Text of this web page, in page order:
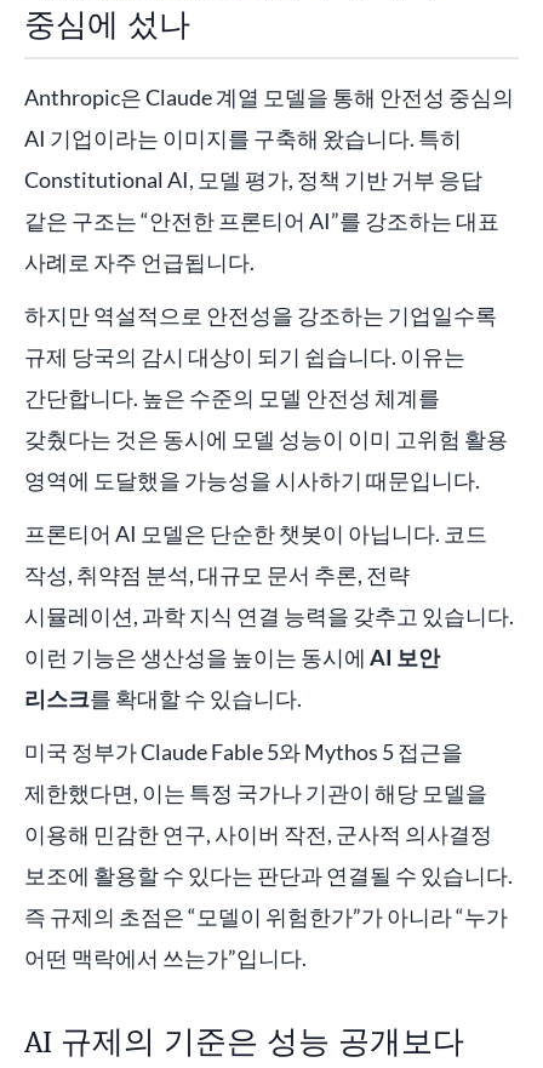
중심에 섰나
Anthropic은 Claude 계열 모델을 통해 안전성 중심의
AI 기업이라는 이미지를 구축해 왔습니다. 특히
Constitutional AI, 모델 평가, 정책 기반 거부 응답
같은 구조는 “안전한 프론티어 AI”를 강조하는 대표
사례로 자주 언급됩니다.
하지만 역설적으로 안전성을 강조하는 기업일수록
규제 당국의 감시 대상이 되기 쉽습니다. 이유는
간단합니다. 높은 수준의 모델 안전성 체계를
갖췄다는 것은 동시에 모델 성능이 이미 고위험 활용
영역에 도달했을 가능성을 시사하기 때문입니다.
프론티어 AI 모델은 단순한 챗봇이 아닙니다. 코드
작성, 취약점 분석, 대규모 문서 추론, 전략
시뮬레이션, 과학 지식 연결 능력을 갖추고 있습니다.
이런 기능은 생산성을 높이는 동시에 AI 보안
리스크를 확대할 수 있습니다.
미국 정부가 Claude Fable 5와 Mythos 5 접근을
제한했다면, 이는 특정 국가나 기관이 해당 모델을
이용해 민감한 연구, 사이버 작전, 군사적 의사결정
보조에 활용할 수 있다는 판단과 연결될 수 있습니다.
즉 규제의 초점은 “모델이 위험한가”가 아니라 “누가
어떤 맥락에서 쓰는가”입니다.
AI 규제의 기준은 성능 공개보다